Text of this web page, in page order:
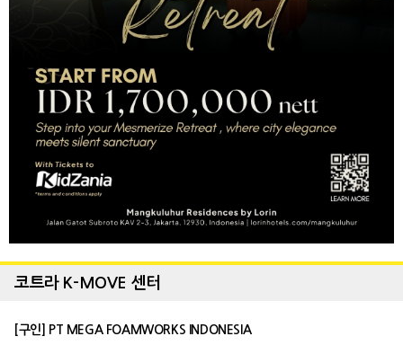
코트라 K-MOVE 센터
[구인] PT MEGA FOAMWORKS INDONESIA